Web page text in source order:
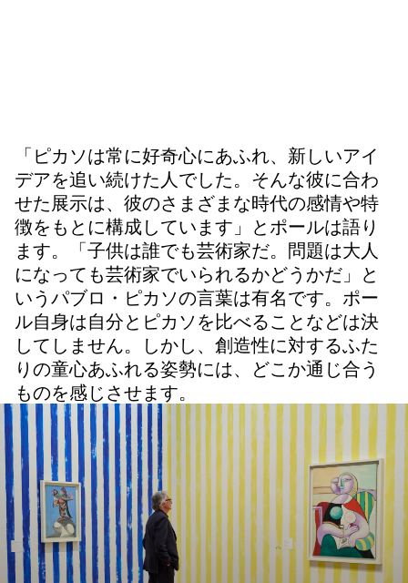
「ピカソは常に好奇心にあふれ、新しいアイ
デアを追い続けた人でした。そんな彼に合わ
せた展示は、彼のさまざまな時代の感情や特
徴をもとに構成しています」とポールは語り
ます。「子供は誰でも芸術家だ。問題は大人
になっても芸術家でいられるかどうかだ」と
いうパブロ・ピカソの言葉は有名です。ポー
ル自身は自分とピカソを比べることなどは決
してしません。しかし、創造性に対するふた
りの童心あふれる姿勢には、どこか通じ合う
ものを感じさせます。